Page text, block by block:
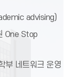
advising)
One Stop
부 네트워크 운영